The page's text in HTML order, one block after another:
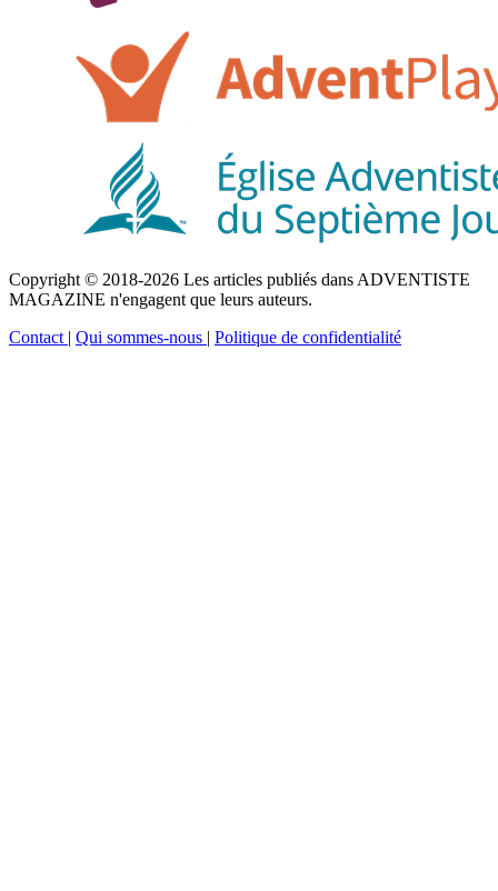
Copyright © 2018-2026 Les articles publiés dans ADVENTISTE
MAGAZINE n'engagent que leurs auteurs.
Contact | Qui sommes-nous | Politique de confidentialité